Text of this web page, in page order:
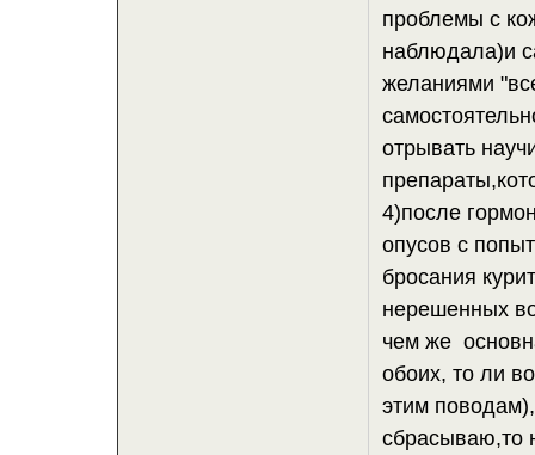
проблемы с
наблюдала)и
желаниями
отрывать
4)после
опусов с
бросания
нерешенных
чем же
обоих, то ли
этим
сбрасываю,то